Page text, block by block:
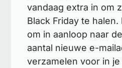
vandaag extra in om
Black Friday te halen.
om in aanloop naar
aantal nieuwe e-
verzamelen voor in je